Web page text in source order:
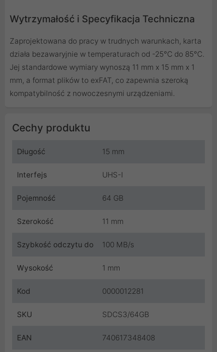
Wytrzymałość i Specyfikacja Techniczna
Zaprojektowana do pracy w trudnych warunkach, karta
działa bezawaryjnie w temperaturach od -25°C do 85°C.
Jej standardowe wymiary wynoszą 11 mm x 15 mm x 1
mm, a format plików to exFAT, co zapewnia szeroką
kompatybilność z nowoczesnymi urządzeniami.
Cechy produktu
Długość 15 mm
Interfejs UHS-I
Pojemność 64 GB
Szerokość 11 mm
Szybkość odczytu do 100 MB/s
Wysokość 1 mm
Kod 0000012281
SKU SDCS3/64GB
EAN 740617348408